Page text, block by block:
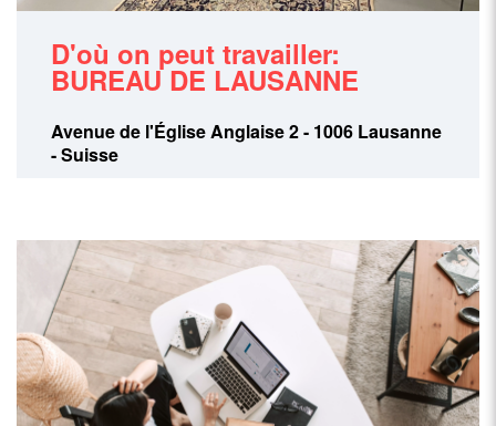
D'où on peut travailler:
BUREAU DE LAUSANNE
Avenue de l'Église Anglaise 2 - 1006 Lausanne
- Suisse